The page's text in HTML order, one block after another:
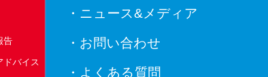
告
ドバイス
・ニュース&メディア
・お問い合わせ
・よくある質問